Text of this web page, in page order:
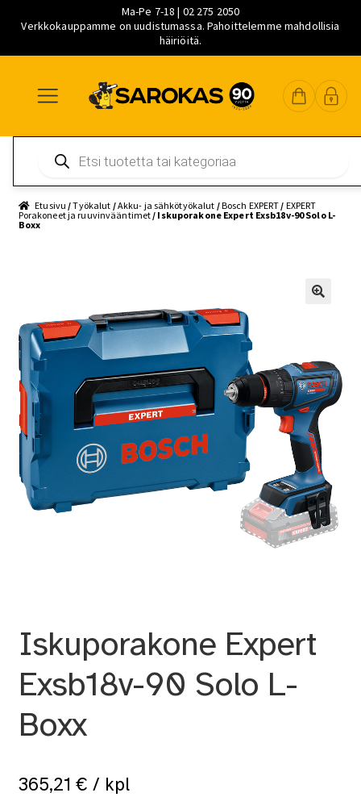
Ma-Pe 7-18 | 02 275 2050
Verkkokauppamme on uudistumassa. Pahoittelemme mahdollisia
häiriöitä.
navigointiin
sisältöön
pääsisältöön
search
Etusivu /Työkalut /Akku- ja sähkötyökalut /Bosch EXPERT / EXPERT
Porakoneet ja ruuvinvääntimet / Iskuporakone Expert Exsb18v-90 Solo L-
Boxx
Iskuporakone Expert
Exsb18v-90 Solo L-
Boxx
365,21 € / kpl